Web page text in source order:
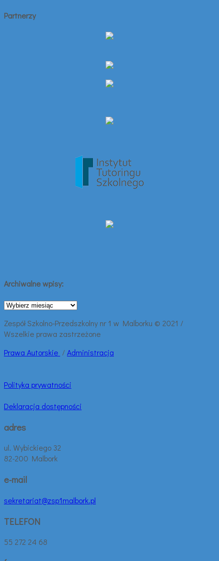
Partnerzy
Archiwalne wpisy:
Archiwalne
Zespół Szkolno-Przedszkolny nr 1 w Malborku © 2021 /
Wszelkie prawa zastrzeżone
Prawa Autorskie /Administracja
Polityka prywatności
Deklaracja dostępności
adres
ul. Wybickiego 32
82-200 Malbork
e-mail
sekretariat@zsp1malbork.pl
TELEFON
55 272 24 68